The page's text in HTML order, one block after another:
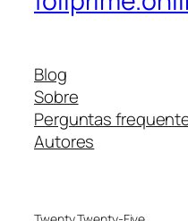
Blog
Sobre
Perguntas
Autores